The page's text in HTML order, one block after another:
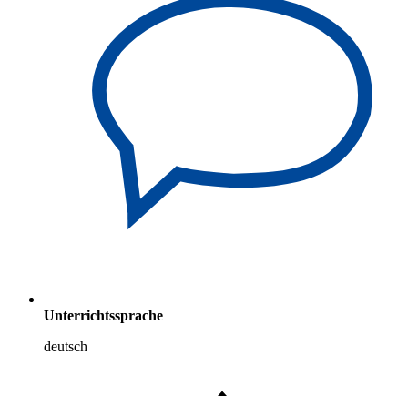
Unterrichtssprache
deutsch